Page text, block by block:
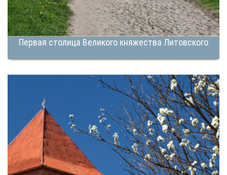
Первая столица Великого княжества Литовского